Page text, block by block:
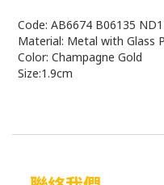
Code: AB6674 B06135
Material: Metal with Glass
Color: Champagne Gold
Size:1.9cm